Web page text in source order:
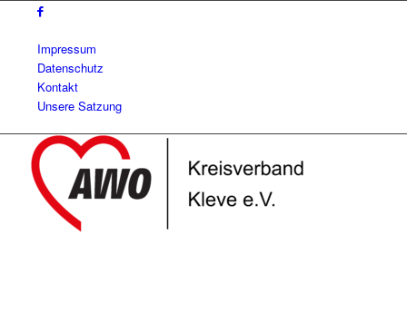
Impressum
Datenschutz
Kontakt
Unsere Satzung